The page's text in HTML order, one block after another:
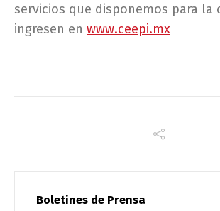
servicios que disponemos para la
ingresen en www.ceepi.mx
Boletines de Prensa